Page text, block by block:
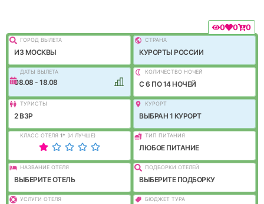
0 0 0
ГОРОД ВЫЛEТА
ИЗ МОСКВЫ
СТРАНА
КУРОРТЫ РОССИИ
ДАТЫ ВЫЛЕТА
08.08 - 18.08
КОЛИЧЕСТВО НОЧЕЙ
C 6 ПО 14 НОЧЕЙ
ТУРИСТЫ
2 ВЗР
КУРОРТ
ВЫБРАН 1 КУРОРТ
КЛАСС ОТЕЛЯ 1* (И ЛУЧШЕ) ТИП ПИТАНИЯ
ЛЮБОЕ ПИТАНИЕ
НАЗВАНИЕ ОТЕЛЯ
ВЫБЕРИТЕ ОТЕЛЬ
ПОДБОРКИ ОТЕЛЕЙ
ВЫБЕРИТЕ ПОДБОРКУ
УСЛУГИ ОТЕЛЯ БЮДЖЕТ ТУРА